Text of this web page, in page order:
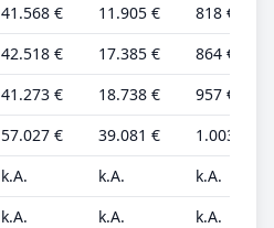
41.568 € 11.905 €
818 €
42.518 € 17.385 €
864 €
41.273 € 18.738 €
957 €
57.027 € 39.081 €
1.003 €
k.A. k.A.
k.A.
k.A. k.A. k.A.